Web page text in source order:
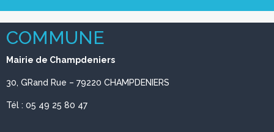
COMMUNE
Mairie de Champdeniers
30, GRand Rue – 79220 CHAMPDENIERS
Tél : 05 49 25 80 47